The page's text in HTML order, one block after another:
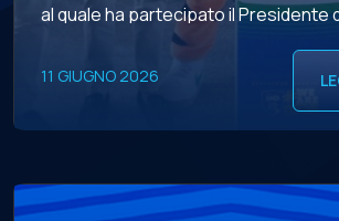
al quale ha partecipato il Presidente
Calcio a 5 Stefano Castiglia,
Vicepresidente Vicario Leonardo
Antonio […]
11 GIUGNO 2026